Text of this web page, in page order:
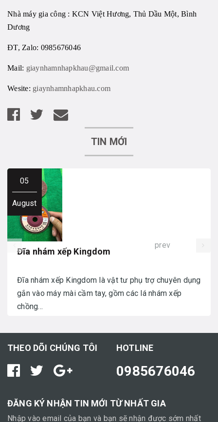
Nhà máy gia công : KCN Việt Hương, Thủ Dầu Một, Bình
Dương
ĐT, Zalo: 0985676046
Mail: giaynhamnhapkhau@gmail.com
Wesite: giaynhamnhapkhau.com
TIN MỚI
05
August
Đĩa nhám xếp Kingdom
Đĩa nhám xếp Kingdom là vật tư phụ trợ chuyên dụng
gắn vào máy mài cầm tay, gồm các lá nhám xếp
chồng...
prev
THEO DÕI CHÚNG TÔI HOTLINE
0985676046
ĐĂNG KÝ NHẬN TIN MỚI TỪ NHẤT GIA
Nhập vào email của bạn và bạn sẽ nhận được sớm nhất